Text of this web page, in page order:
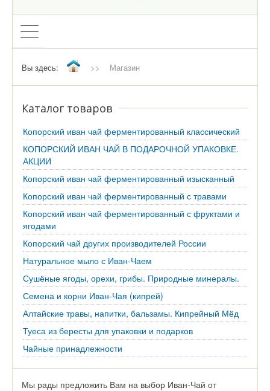
Вы здесь: >> Магазин
Каталог товаров
Копорский иван чай ферментированный классический
КОПОРСКИЙ ИВАН ЧАЙ В ПОДАРОЧНОЙ УПАКОВКЕ.
АКЦИИ
Копорский иван чай ферментированный изысканный
Копорский иван чай ферментированный с травами
Копорский иван чай ферментированный с фруктами и
ягодами
Копорский чай других производителей России
Натуральное мыло с Иван-Чаем
Сушёные ягоды, орехи, грибы. Природные минералы.
Семена и корни Иван-Чая (кипрей)
Алтайские травы, напитки, бальзамы. Кипрейный Мёд
Туеса из бересты для упаковки и подарков
Чайные принадлежности
Мы рады предложить Вам на выбор Иван-Чай от